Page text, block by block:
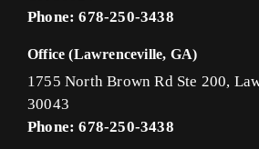
Phone: 678-250-3438
Office (Lawrenceville, GA)
1755 North Brown Rd Ste 200,
30043
Phone: 678-250-3438